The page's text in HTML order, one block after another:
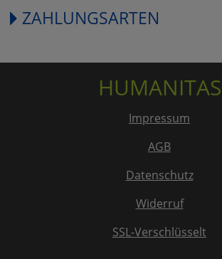
ZAHLUNGSARTEN
HUMANITAS
Impressum
AGB
Datenschutz
Widerruf
SSL-Verschlüsselt